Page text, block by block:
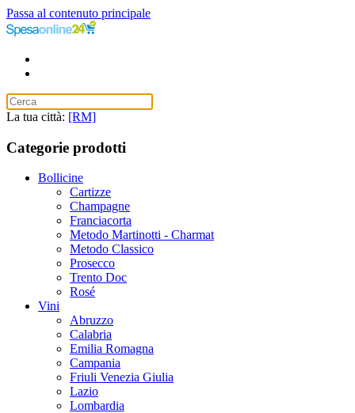
Passa al contenuto principale
La tua città: [RM]
Categorie prodotti
Bollicine
Cartizze
Champagne
Franciacorta
Metodo Martinotti - Charmat
Metodo Classico
Prosecco
Trento Doc
Rosé
Vini
Abruzzo
Calabria
Emilia Romagna
Campania
Friuli Venezia Giulia
Lazio
Lombardia